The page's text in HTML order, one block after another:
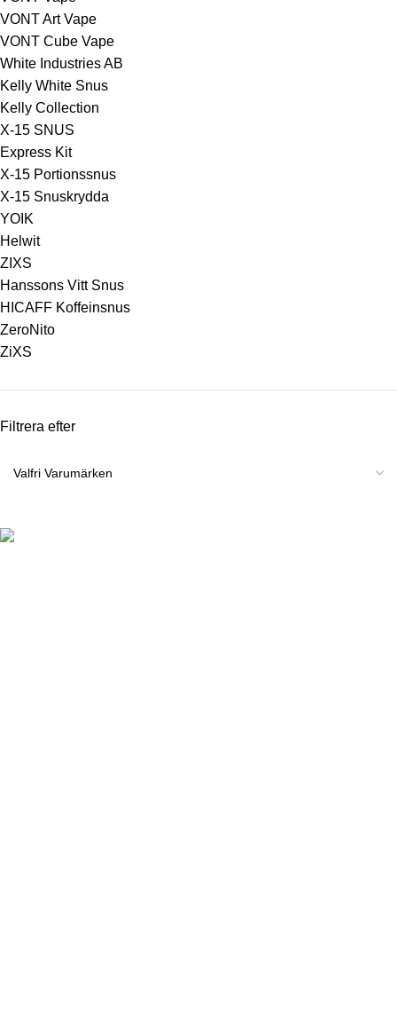
VONT Art Vape
VONT Cube Vape
White Industries AB
Kelly White Snus
Kelly Collection
X-15 SNUS
Express Kit
X-15 Portionssnus
X-15 Snuskrydda
YOIK
Helwit
ZIXS
Hanssons Vitt Snus
HICAFF Koffeinsnus
ZeroNito
ZiXS
Filtrera efter